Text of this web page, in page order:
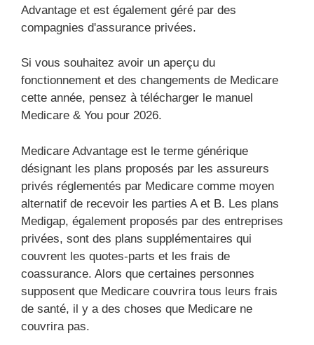
Advantage et est également géré par des
compagnies d'assurance privées.
Si vous souhaitez avoir un aperçu du
fonctionnement et des changements de Medicare
cette année, pensez à télécharger le manuel
Medicare & You pour 2026.
Medicare Advantage est le terme générique
désignant les plans proposés par les assureurs
privés réglementés par Medicare comme moyen
alternatif de recevoir les parties A et B. Les plans
Medigap, également proposés par des entreprises
privées, sont des plans supplémentaires qui
couvrent les quotes-parts et les frais de
coassurance. Alors que certaines personnes
supposent que Medicare couvrira tous leurs frais
de santé, il y a des choses que Medicare ne
couvrira pas.